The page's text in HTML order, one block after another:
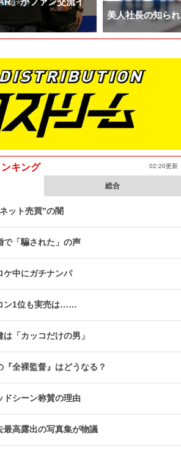
美人社長の知ら
キング 02:20更新
総合
ット売買”の闇
で「騙された」の声
ケ中にガチナンパ
ン1位も実売は……
「カッコだけの男」
『全裸監督』はどうなる？
ドシーン称賛の理由
最高露出の写真集が物議